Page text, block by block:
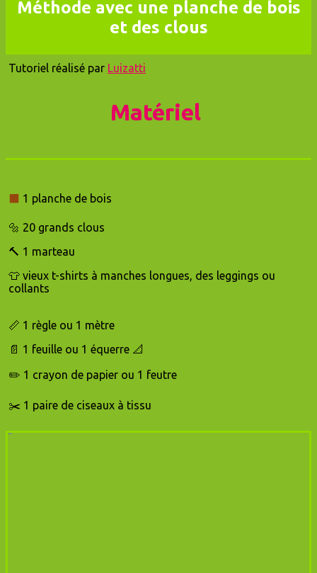
Méthode avec une planche de bois
et des clous
Tutoriel réalisé par Luizatti
Matériel
1 planche de bois
🔩 20 grands clous
🔨 1 marteau
👕 vieux t-shirts à manches longues, des leggings ou
collants
📏 1 règle ou 1 mètre
📄 1 feuille ou 1 équerre 📐
✏️ 1 crayon de papier ou 1 feutre
✂️ 1 paire de ciseaux à tissu